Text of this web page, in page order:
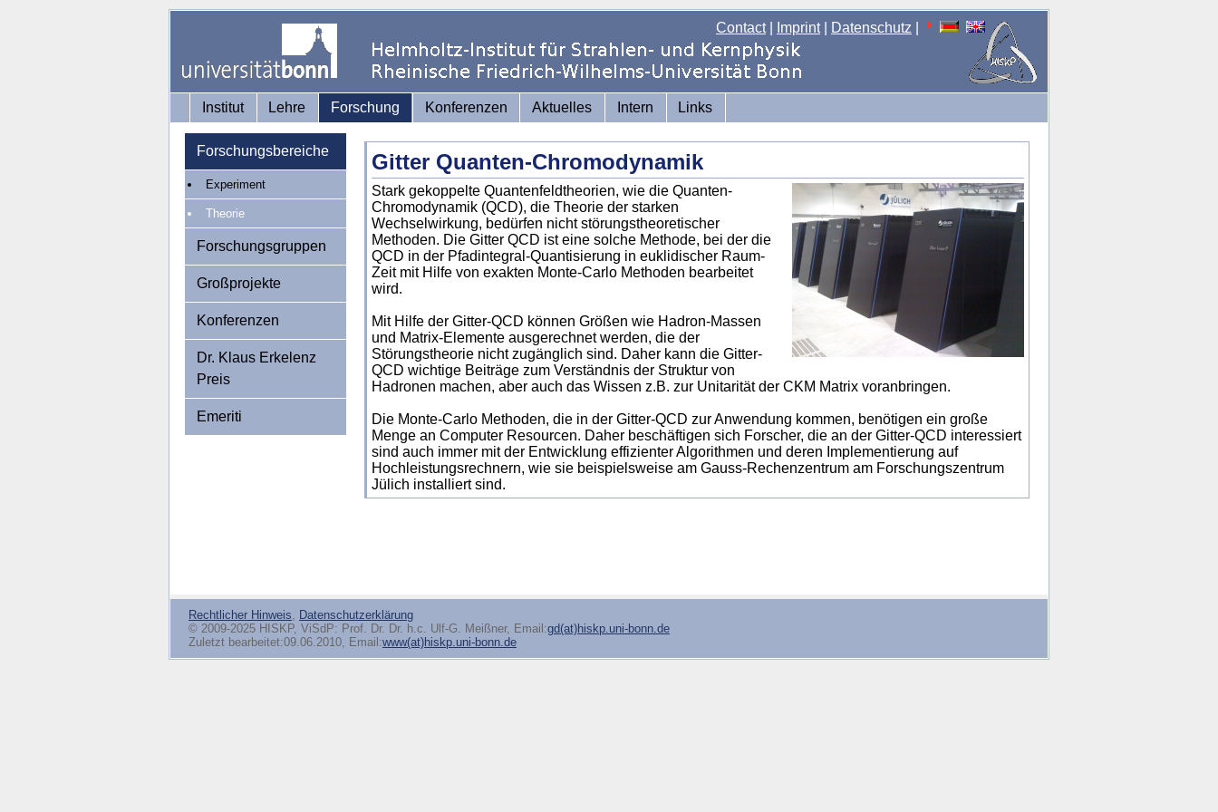
Contact| Imprint| Datenschutz
Institut Lehre Forschung Konferenzen Aktuelles Intern Links
Forschungsbereiche
Experiment
Theorie
Forschungsgruppen
Großprojekte
Konferenzen
Dr. Klaus Erkelenz
Preis
Emeriti
Gitter Quanten-Chromodynamik
Stark gekoppelte Quantenfeldtheorien, wie die Quanten-
Chromodynamik (QCD), die Theorie der starken
Wechselwirkung, bedürfen nicht störungstheoretischer
Methoden. Die Gitter QCD ist eine solche Methode, bei der die
QCD in der Pfadintegral-Quantisierung in euklidischer Raum-
Zeit mit Hilfe von exakten Monte-Carlo Methoden bearbeitet
wird.
Mit Hilfe der Gitter-QCD können Größen wie Hadron-Massen
und Matrix-Elemente ausgerechnet werden, die der
Störungstheorie nicht zugänglich sind. Daher kann die Gitter-
QCD wichtige Beiträge zum Verständnis der Struktur von
Hadronen machen, aber auch das Wissen z.B. zur Unitarität der CKM Matrix voranbringen.
Die Monte-Carlo Methoden, die in der Gitter-QCD zur Anwendung kommen, benötigen ein große
Menge an Computer Resourcen. Daher beschäftigen sich Forscher, die an der Gitter-QCD interessiert
sind auch immer mit der Entwicklung effizienter Algorithmen und deren Implementierung auf
Hochleistungsrechnern, wie sie beispielsweise am Gauss-Rechenzentrum am Forschungszentrum
Jülich installiert sind.
Rechtlicher Hinweis, Datenschutzerklärung
© 2009-2025 HISKP, ViSdP: Prof. Dr. Dr. h.c. Ulf-G. Meißner, Email:gd(at)hiskp.uni-bonn.de
Zuletzt bearbeitet:09.06.2010, Email:www(at)hiskp.uni-bonn.de